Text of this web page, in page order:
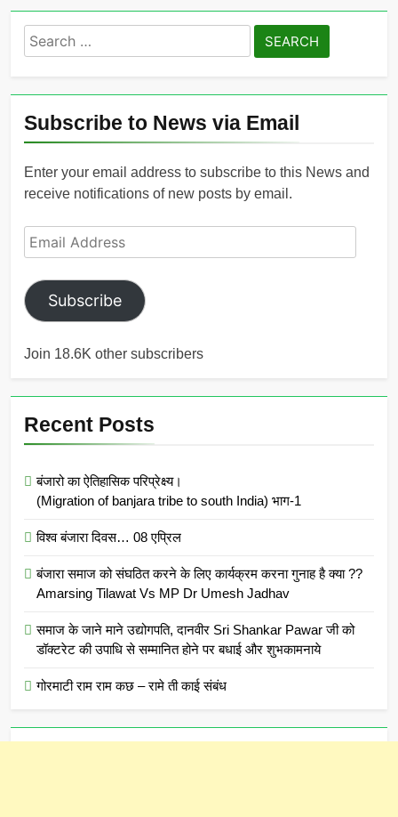
Search
for:
Subscribe to News via Email
Enter your email address to subscribe to this News and
receive notifications of new posts by email.
Email
Address
Subscribe
Join 18.6K other subscribers
Recent Posts
बंजारो का ऐतिहासिक परिप्रेक्ष्य।
(Migration of banjara tribe to south India) भाग-1
विश्व बंजारा दिवस… 08 एप्रिल
बंजारा समाज को संघठित करने के लिए कार्यक्रम करना गुनाह है क्या ??
Amarsing Tilawat Vs MP Dr Umesh Jadhav
समाज के जाने माने उद्योगपति, दानवीर Sri Shankar Pawar जी को
डॉक्टरेट की उपाधि से सम्मानित होने पर बधाई और शुभकामनाये
गोरमाटी राम राम कछ – रामे ती काई संबंध